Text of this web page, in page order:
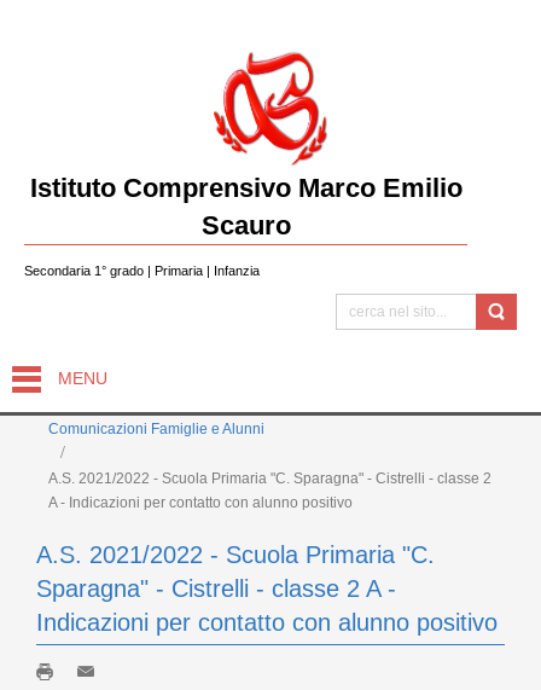
Istituto Comprensivo Marco Emilio
Scauro
Secondaria 1° grado | Primaria | Infanzia
MENU
Comunicazioni Famiglie e Alunni
A.S. 2021/2022 - Scuola Primaria "C. Sparagna" - Cistrelli - classe 2
A - Indicazioni per contatto con alunno positivo
A.S. 2021/2022 - Scuola Primaria "C.
Sparagna" - Cistrelli - classe 2 A -
Indicazioni per contatto con alunno positivo